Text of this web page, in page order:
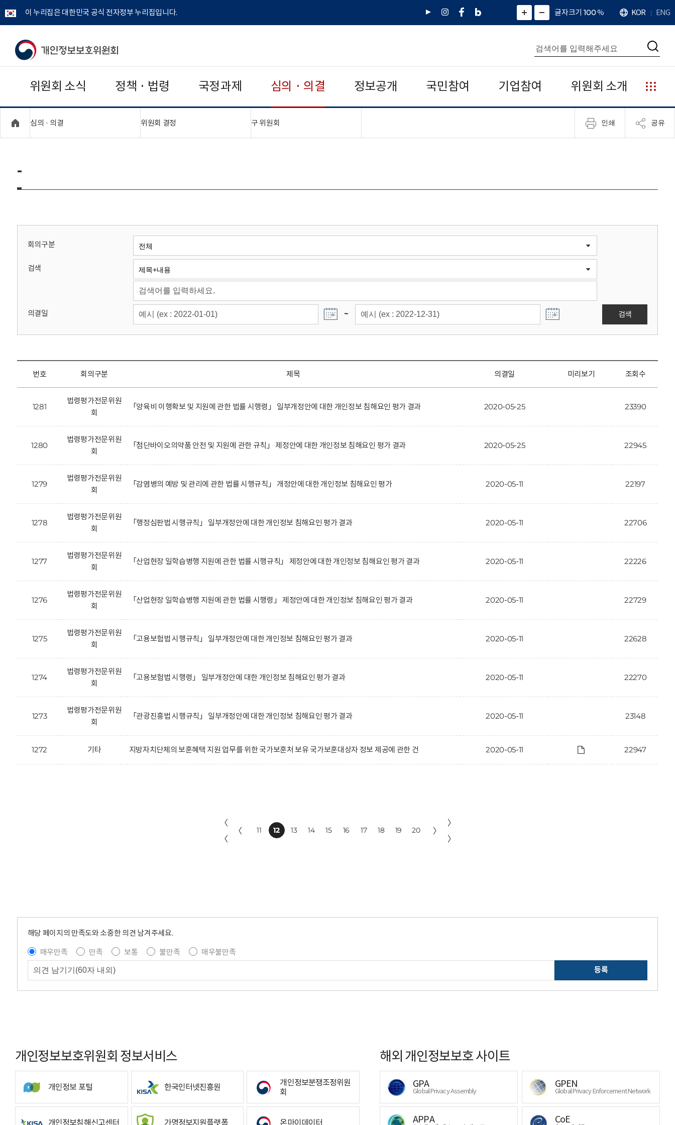
이 누리집은 대한민국 공식 전자정부 누리집입니다.
유
인
페
네
그
)
화
면
면
소
확
대
치
글자크기 100%
언
어
KOR ENG
개
보
보
위
회
통
합
검
색
검
위원회 소식 정책 · 법령 국정과제 심의 · 의결 정보공개 국민참여 기업참여 위원회 소개
누
리
집
안
심의 · 의결 위원회 결정 구 위원회 인쇄 공유
-
회의구분
검색
의결일 ~ 검색
번호 회의구분 제목 의결일 미리보기 조회수
1281
법령평가전문위원
회
「양육비 이행확보 및 지원에 관한 법률 시행령」 일부개정안에 대한 개인정보 침해요인 평가 결과 2020-05-25 23390
1280
법령평가전문위원
회
「첨단바이오의약품 안전 및 지원에 관한 규칙」 제정안에 대한 개인정보 침해요인 평가 결과 2020-05-25 22945
1279
법령평가전문위원
회
「감염병의 예방 및 관리에 관한 법률 시행규칙」 개정안에 대한 개인정보 침해요인 평가 2020-05-11 22197
1278
법령평가전문위원
회
「행정심판법 시행규칙」 일부개정안에 대한 개인정보 침해요인 평가 결과 2020-05-11 22706
1277
법령평가전문위원
회
「산업현장 일학습병행 지원에 관한 법률 시행규칙」 제정안에 대한 개인정보 침해요인 평가 결과 2020-05-11 22226
1276
법령평가전문위원
회
「산업현장 일학습병행 지원에 관한 법률 시행령」 제정안에 대한 개인정보 침해요인 평가 결과 2020-05-11 22729
1275
법령평가전문위원
회
「고용보험법 시행규칙」 일부개정안에 대한 개인정보 침해요인 평가 결과 2020-05-11 22628
1274
법령평가전문위원
회
「고용보험법 시행령」 일부개정안에 대한 개인정보 침해요인 평가 결과 2020-05-11 22270
1273
법령평가전문위원
회
「관광진흥법 시행규칙」 일부개정안에 대한 개인정보 침해요인 평가 결과 2020-05-11 23148
1272 기타 지방자치단체의 보훈혜택 지원 업무를 위한 국가보훈처 보유 국가보훈대상자 정보 제공에 관한 건 2020-05-11 22947
〈
〈
〈 11 12 13 14 15 16 17 18 19 20 〉
〉
〉
해당 페이지의 만족도와 소중한 의견 남겨주세요.
매우만족
만족 보통 불만족
매우불만족
등록
개인정보보호위원회 정보서비스
개인정보 포털 한국인터넷진흥원
개인정보분쟁조정위원
회
개인정보침해신고센터 가명정보지원플랫폼 온마이데이터
해외 개인정보보호 사이트
GPA
Global Privacy Assembly
GPEN
Global Privacy Enforcement Network
APPA CoE